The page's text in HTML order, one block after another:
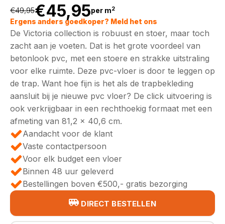
€49,95
Oorspronkelijke
prijs
was:
€49,95.
€45,95
Huidige
prijs
is:
€45,95.
per m2
Ergens anders goedkoper? Meld het ons
De Victoria collection is robuust en stoer, maar toch
zacht aan je voeten. Dat is het grote voordeel van
betonlook pvc, met een stoere en strakke uitstraling
voor elke ruimte. Deze pvc-vloer is door te leggen op
de trap. Want hoe fijn is het als de trapbekleding
aansluit bij je nieuwe pvc vloer? De click uitvoering is
ook verkrijgbaar in een rechthoekig formaat met een
afmeting van 81,2 x 40,6 cm.
Aandacht voor de klant
Vaste contactpersoon
Voor elk budget een vloer
Binnen 48 uur geleverd
Bestellingen boven €500,- gratis bezorging
DIRECT BESTELLEN